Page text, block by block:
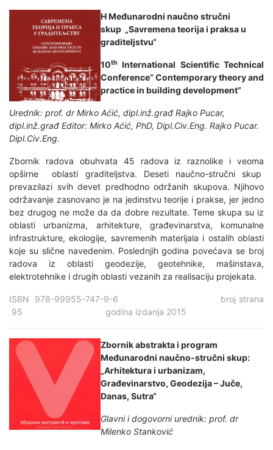
H Međunarodni naučno stručni
skup „Savremena teorija i praksa u
graditeljstvu“
10th
International Scientific Technical
Conference“ Contemporary theory and
practice in building development”
Urednik: prof. dr Mirko Aćić, dipl.inž.građ Rajko Pucar,
dipl.inž.građ Editor: Mirko Aćić, PhD, Dipl.Civ.Eng. Rajko Pucar.
Dipl.Civ.Eng.
Zbornik radova obuhvata 45 radova iz raznolike i veoma
opširne oblasti graditeljstva. Deseti naučno-stručni skup
prevazilazi svih devet predhodno održanih skupova. Njihovo
održavanje zasnovano je na jedinstvu teorije i prakse, jer jedno
bez drugog ne može da da dobre rezultate. Teme skupa su iz
oblasti urbanizma, arhitekture, građevinarstva, komunalne
infrastrukture, ekologije, savremenih materijala i ostalih oblasti
koje su slične navedenim. Poslednjih godina povećava se broj
radova iz oblasti geodezije, geotehnike, mašinstava,
elektrotehnike i drugih oblasti vezanih za realiѕaciju projekata.
ISBN 978-99955-747-9-6 broj strana
95 godina izdanja 2015
Zbornik abstrakta i program
Međunarodni naučno-stručni skup:
„Arhitektura i urbanizam,
Građevinarstvo, Geodezija – Juče,
Danas, Sutra“
Glavni i dogovorni urednik: prof. dr
Milenko Stanković